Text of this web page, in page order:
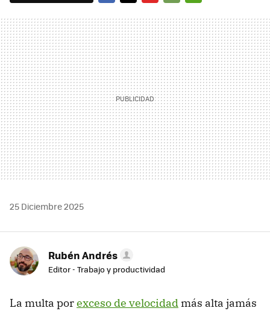
MAIL
25 Diciembre 2025
Rubén Andrés
Editor - Trabajo y productividad
La multa porexceso de velocidad más alta jamás